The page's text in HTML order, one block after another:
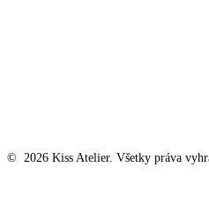
© 2026 Kiss Atelier. Všetky práva